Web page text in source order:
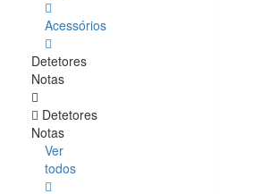
Acessórios
Detetores
Notas
Detetores
Notas
Ver
todos